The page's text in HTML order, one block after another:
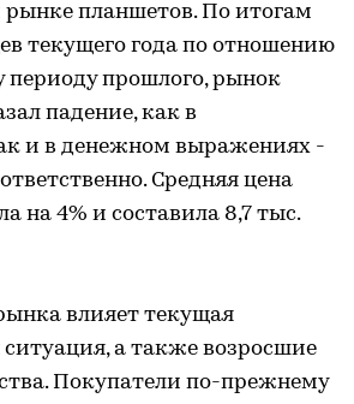
планшетов. По итогам
текущего года по отношению
периоду прошлого, рынок
падение, как в
и в денежном выражениях -
Средняя цена
на 4% и составила 8,7 тыс.
влияет текущая
а также возросшие
Покупатели по-прежнему